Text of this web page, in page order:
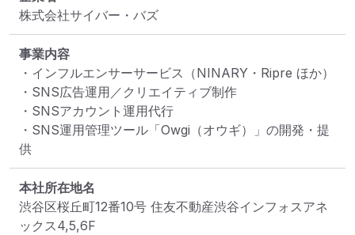
株式会社サイバー・バズ
事業内容
・インフルエンサーサービス（NINARY・Ripre ほか）
・SNS広告運用／クリエイティブ制作
・SNSアカウント運用代行
・SNS運用管理ツール「Owgi（オウギ）」の開発・提
供
本社所在地名
渋谷区桜丘町12番10号 住友不動産渋谷インフォスアネ
ックス4,5,6F